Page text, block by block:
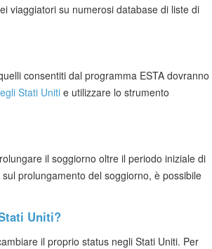
viaggiatori su numerosi database di liste di
consentiti dal programma ESTA dovranno
Stati Unitie utilizzare lo strumento
il soggiorno oltre il periodo iniziale di
prolungamento del soggiorno, è possibile
Uniti?
il proprio status negli Stati Uniti. Per